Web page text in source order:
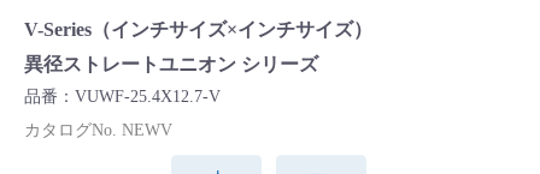
Cv値・流量計算ツール
製品動画一覧
V-Series（インチサイズ×インチサイズ）
異径ストレートユニオン シリーズ
品番：VUWF-25.4X12.7-V
カタログNo. NEWV